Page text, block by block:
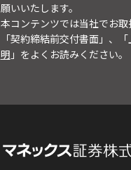
願いいたします。
本コンテンツでは当社でお
「契約締結前交付書面」、
明 」をよくお読みください。